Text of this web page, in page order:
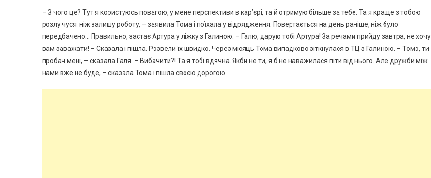
– З чого це? Тут я користуюсь повагою, у мене перспективи в кар’єрі, та й отримую більше за тебе. Та я краще з тобою
розлу чуся, ніж залишу роботу, – заявила Тома і поїхала у відрядження. Повертається на день раніше, ніж було
передбачено… Правильно, застає Артура у ліжку з Галиною. – Галю, дарую тобі Артура! За речами прийду завтра, не хочу
вам заважати! – Сказала і пішла. Розвели їх швидко. Через місяць Тома випадково зіткнулася в ТЦ з Галиною. – Томо, ти
пробач мені, – сказала Галя. – Вибачити?! Та я тобі вдячна. Якби не ти, я б не наважилася піти від нього. Але дружби між
нами вже не буде, – сказала Тома і пішла своєю дорогою.